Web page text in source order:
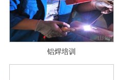
铝焊培训